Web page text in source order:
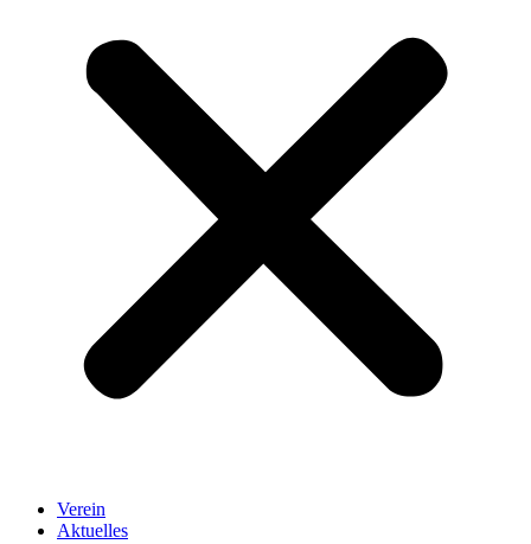
Verein
Aktuelles